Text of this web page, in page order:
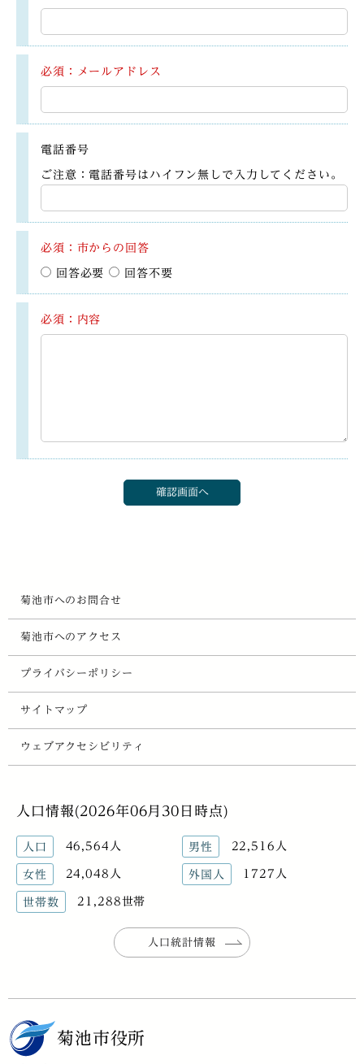
必須：メールアドレス
電話番号
ご注意：電話番号はハイフン無しで入力してください。
必須：市からの回答
回答必要 回答不要
必須：内容
菊池市へのお問合せ
菊池市へのアクセス
プライバシーポリシー
サイトマップ
ウェブアクセシビリティ
人口情報(2026年06月30日時点)
人口 46,564人 男性 22,516人
女性 24,048人 外国人 1727人
世帯数 21,288世帯
人口統計情報
菊池市役所